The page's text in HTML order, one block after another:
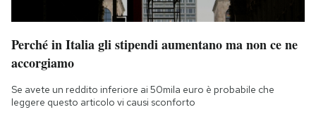
Perché in Italia gli stipendi aumentano ma non ce ne
accorgiamo
Se avete un reddito inferiore ai 50mila euro è probabile che
leggere questo articolo vi causi sconforto